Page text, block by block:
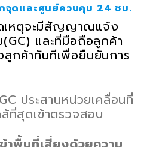
จุดและศูนย์ควบคุม 24 ชม.
เหตุจะมีสัญญาณแจ้ง
และที่มือถือลูกค้า
ลูกค้าทันทีเพื่อยืนยันการ
ประสานหน่วยเคลื่อนที่
ที่สุดเข้าตรวจสอบ